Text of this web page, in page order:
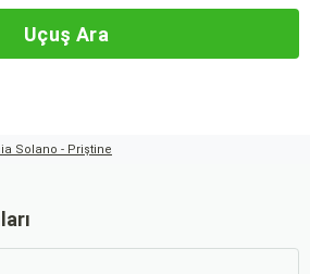
Uçuş Ara
Solano - Priştine